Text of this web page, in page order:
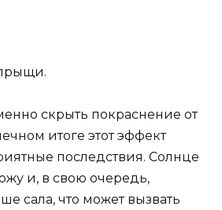
скрыть покраснение от
итоге этот эффект
последствия. Солнце
и, в свою очередь,
сала, что может вызвать